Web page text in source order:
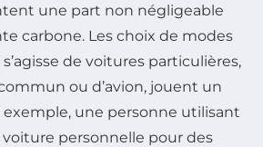
une part non négligeable
carbone. Les choix de modes
de voitures particulières,
ou d’avion, jouent un
exemple, une personne utilisant
personnelle pour des